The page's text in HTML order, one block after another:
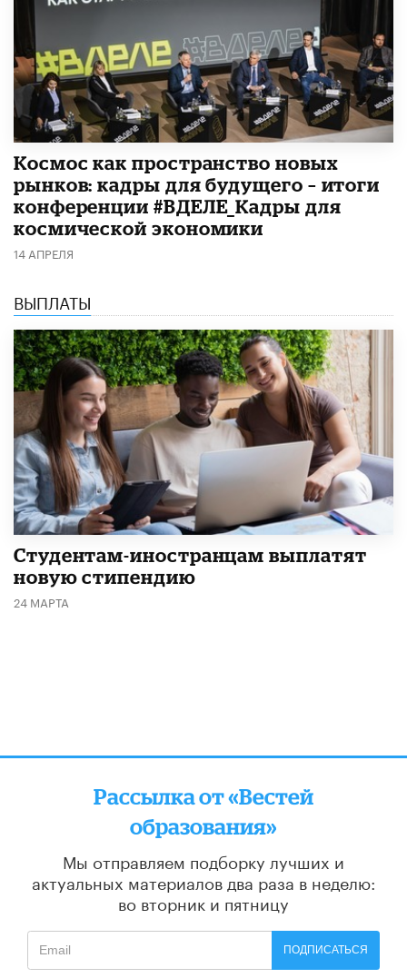
Космос как пространство новых
рынков: кадры для будущего – итоги
конференции #ВДЕЛЕ_Кадры для
космической экономики
14 АПРЕЛЯ
ВЫПЛАТЫ
Студентам-иностранцам выплатят
новую стипендию
24 МАРТА
Рассылка от «Вестей
образования»
Мы отправляем подборку лучших и
актуальных материалов два раза в неделю:
во вторник и пятницу
ПОДПИСАТЬСЯ